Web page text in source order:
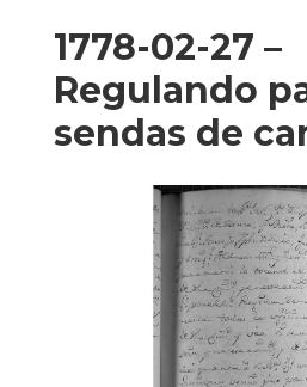
1778-02-27 –
Regulando
sendas de